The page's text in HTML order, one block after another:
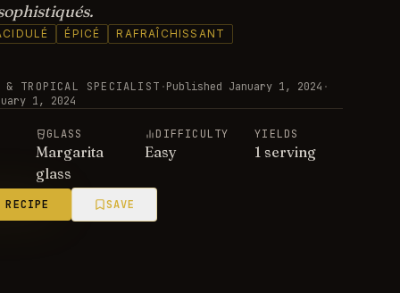
ÉPICÉ RAFRAÎCHISSANT
TROPICAL SPECIALIST ·Published January 1, 2024 ·
1, 2024
GLASS
Margarita
glass
DIFFICULTY
Easy
YIELDS
1 serving
SAVE